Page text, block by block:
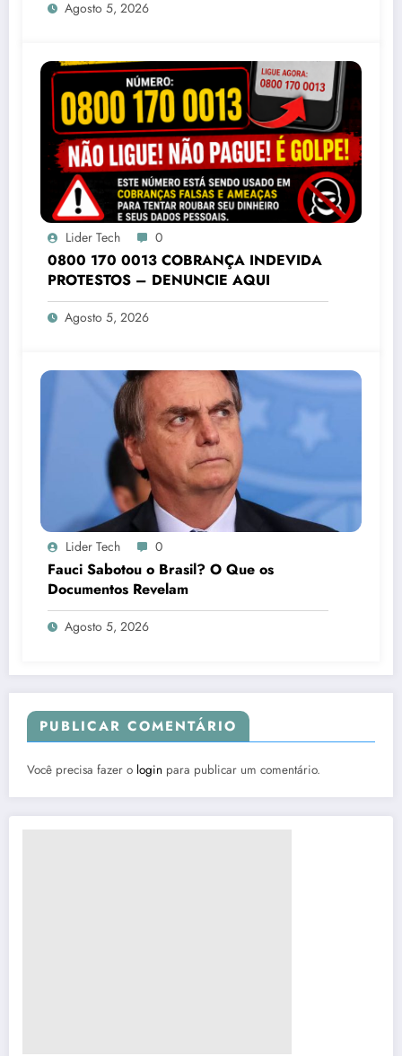
Agosto 5, 2026
Lider Tech 0
0800 170 0013 COBRANÇA INDEVIDA
PROTESTOS – DENUNCIE AQUI
Agosto 5, 2026
Lider Tech 0
Fauci Sabotou o Brasil? O Que os
Documentos Revelam
Agosto 5, 2026
PUBLICAR COMENTÁRIO
Você precisa fazer o login para publicar um comentário.